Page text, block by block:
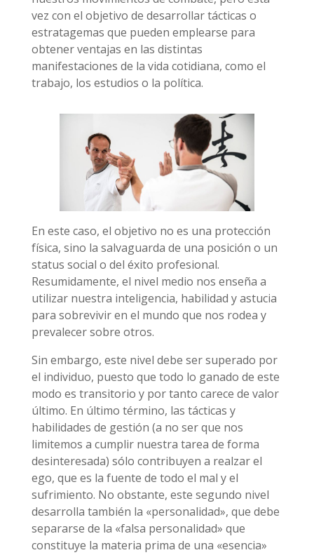
vez con el objetivo de desarrollar tácticas o
estratagemas que pueden emplearse para
obtener ventajas en las distintas
manifestaciones de la vida cotidiana, como el
trabajo, los estudios o la política.
En este caso, el objetivo no es una protección
física, sino la salvaguarda de una posición o un
status social o del éxito profesional.
Resumidamente, el nivel medio nos enseña a
utilizar nuestra inteligencia, habilidad y astucia
para sobrevivir en el mundo que nos rodea y
prevalecer sobre otros.
Sin embargo, este nivel debe ser superado por
el individuo, puesto que todo lo ganado de este
modo es transitorio y por tanto carece de valor
último. En último término, las tácticas y
habilidades de gestión (a no ser que nos
limitemos a cumplir nuestra tarea de forma
desinteresada) sólo contribuyen a realzar el
ego, que es la fuente de todo el mal y el
sufrimiento. No obstante, este segundo nivel
desarrolla también la «personalidad», que debe
separarse de la «falsa personalidad» que
constituye la materia prima de una «esencia»